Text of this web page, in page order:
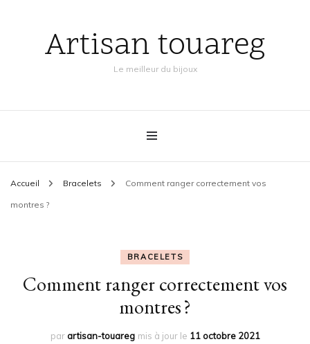
Artisan touareg
Le meilleur du bijoux
Accueil Bracelets Comment ranger correctement vos
montres ?
BRACELETS
Comment ranger correctement vos
montres ?
parartisan-touareg mis à jour le 11 octobre 2021